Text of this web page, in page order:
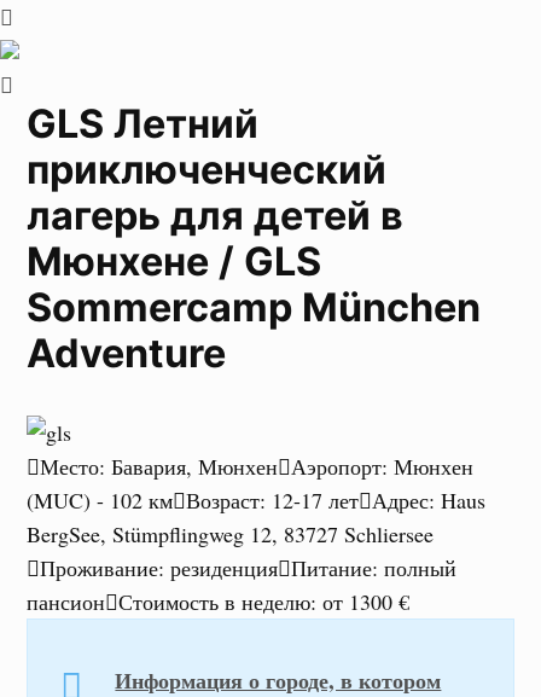
GLS Летний
приключенческий
лагерь для детей в
Мюнхене / GLS
Sommercamp München
Adventure
Место:Бавария, Мюнхен Аэропорт:Мюнхен
(MUC) - 102 км Возраст: 12-17 лет Адрес:Haus
BergSee, Stümpflingweg 12, 83727 Schliersee
Проживание:резиденция Питание:полный
пансион Стоимость в неделю:от 1300 €
Информация о городе, в котором